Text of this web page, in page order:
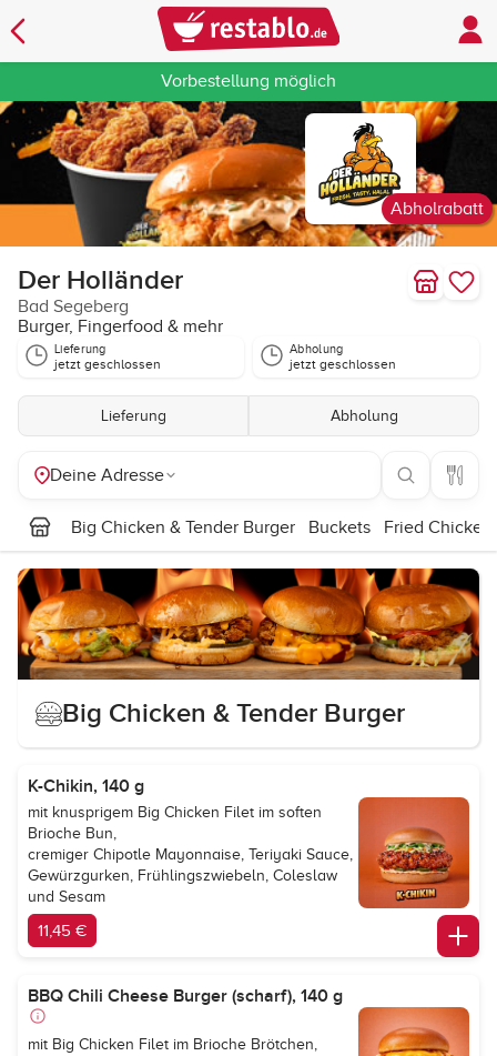
Vorbestellung möglich
Abholrabatt
Der Holländer
Bad Segeberg
Burger, Fingerfood & mehr
Lieferung
jetzt geschlossen
Abholung
jetzt geschlossen
Lieferung Abholung
Deine Adresse
Big Chicken & Tender Burger Buckets Fried Chicken
Big Chicken & Tender Burger
K-Chikin, 140 g
mit knusprigem Big Chicken Filet im soften
Brioche Bun,
cremiger Chipotle Mayonnaise, Teriyaki Sauce,
Gewürzgurken, Frühlingszwiebeln, Coleslaw
und Sesam
11,45 €
BBQ Chili Cheese Burger (scharf), 140 g
mit Big Chicken Filet im Brioche Brötchen,